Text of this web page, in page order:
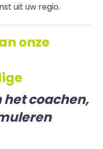
uit uw regio.
onze
coachen,